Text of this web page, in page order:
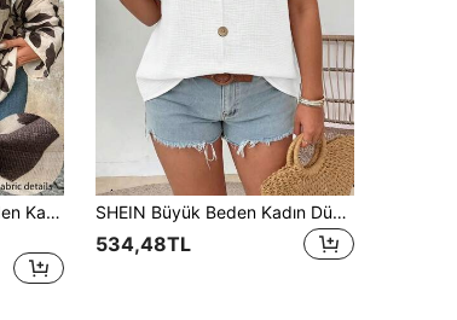
EMERY ROSE Büyük Beden Kadın V Yaka Düğmeli Günlük Rahat Bol Kesim Tatil Yaprak Desenli Uzun Kollu Bluz, İlkbahar/Yaz Yaprak Desenli Bluz Uzun Kollu Bluzlar V Yaka Bluz Boho Bluzlar Kadın Bluzları
SHEIN Büyük Beden Kadın Düz Renk V Yaka Kısa Kollu Düğmeli Günlük Gömlek
534,48TL